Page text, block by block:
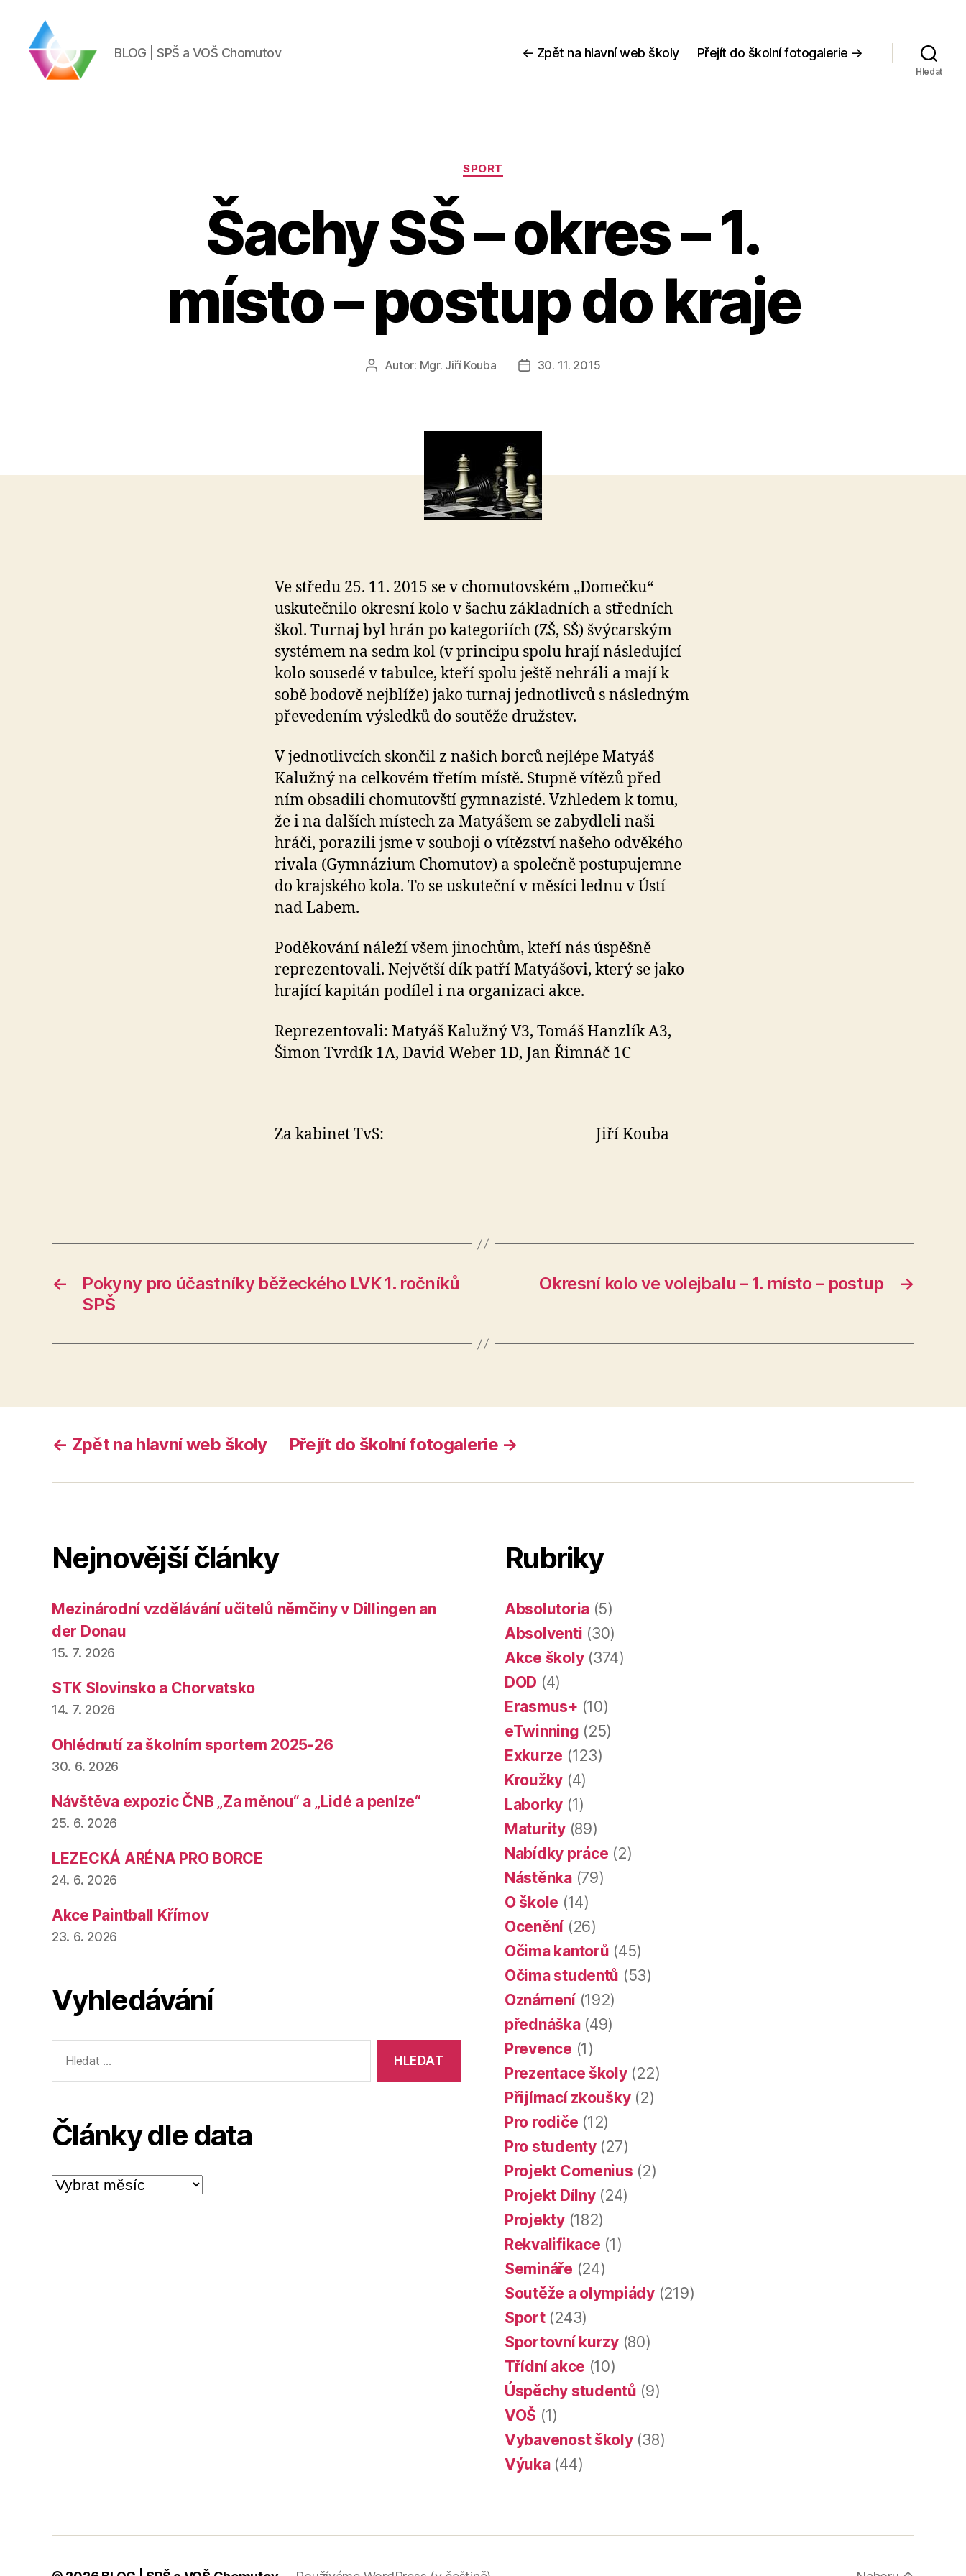
BLOG | SPŠ a VOŠ Chomutov ← Zpět na hlavní web školy Přejít do školní fotogalerie →
Hledat
Rubriky
SPORT
Šachy SŠ – okres – 1.
místo – postup do kraje
AutorAutor: Mgr. Jiří Kouba
Datum30. 11. 2015
Ve středu 25. 11. 2015 se v chomutovském „Domečku“
uskutečnilo okresní kolo v šachu základních a středních
škol. Turnaj byl hrán po kategoriích (ZŠ, SŠ) švýcarským
systémem na sedm kol (v principu spolu hrají následující
kolo sousedé v tabulce, kteří spolu ještě nehráli a mají k
sobě bodově nejblíže) jako turnaj jednotlivců s následným
převedením výsledků do soutěže družstev.
V jednotlivcích skončil z našich borců nejlépe Matyáš
Kalužný na celkovém třetím místě. Stupně vítězů před
ním obsadili chomutovští gymnazisté. Vzhledem k tomu,
že i na dalších místech za Matyášem se zabydleli naši
hráči, porazili jsme v souboji o vítězství našeho odvěkého
rivala (Gymnázium Chomutov) a společně postupujemne
do krajského kola. To se uskuteční v měsíci lednu v Ústí
nad Labem.
Poděkování náleží všem jinochům, kteří nás úspěšně
reprezentovali. Největší dík patří Matyášovi, který se jako
hrající kapitán podílel i na organizaci akce.
Reprezentovali: Matyáš Kalužný V3, Tomáš Hanzlík A3,
Šimon Tvrdík 1A, David Weber 1D, Jan Řimnáč 1C
Za kabinet TvS: Jiří Kouba
←
Pokyny pro účastníky běžeckého LVK 1. ročníků
SPŠ
→
Okresní kolo ve volejbalu – 1. místo – postup
← Zpět na hlavní web školy Přejít do školní fotogalerie →
Nejnovější články
Mezinárodní vzdělávání učitelů němčiny v Dillingen an
der Donau
15. 7. 2026
STK Slovinsko a Chorvatsko
14. 7. 2026
Ohlédnutí za školním sportem 2025-26
30. 6. 2026
Návštěva expozic ČNB „Za měnou“ a „Lidé a peníze“
25. 6. 2026
LEZECKÁ ARÉNA PRO BORCE
24. 6. 2026
Akce Paintball Křímov
23. 6. 2026
Vyhledávání
vyhledávání:
Články dle data
Články
dle
Rubriky
Absolutoria (5)
Absolventi (30)
Akce školy(374)
DOD (4)
Erasmus+ (10)
eTwinning (25)
Exkurze (123)
Kroužky (4)
Laborky (1)
Maturity(89)
Nabídky práce (2)
Nástěnka(79)
O škole (14)
Ocenění (26)
Očima kantorů (45)
Očima studentů (53)
Oznámení(192)
přednáška(49)
Prevence (1)
Prezentace školy(22)
Přijímací zkoušky(2)
Pro rodiče (12)
Pro studenty(27)
Projekt Comenius (2)
Projekt Dílny(24)
Projekty(182)
Rekvalifikace (1)
Semináře (24)
Soutěže a olympiády(219)
Sport(243)
Sportovní kurzy(80)
Třídní akce (10)
Úspěchy studentů (9)
VOŠ (1)
Vybavenost školy(38)
Výuka(44)